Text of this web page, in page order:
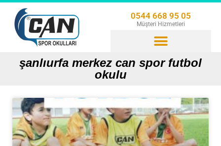
0544 668 95 05
Müşteri Hizmetleri
şanlıurfa merkez can spor futbol
okulu